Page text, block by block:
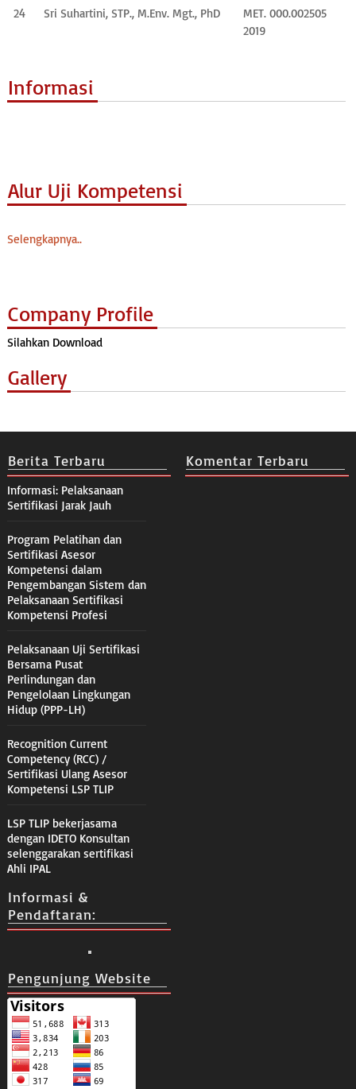
24
Sri Suhartini, STP., M.Env. Mgt., PhD
MET. 000.002505
2019
Informasi
Alur Uji Kompetensi
Selengkapnya..
Company Profile
Silahkan Download
Gallery
Berita Terbaru
Informasi: Pelaksanaan
Sertifikasi Jarak Jauh
Program Pelatihan dan
Sertifikasi Asesor
Kompetensi dalam
Pengembangan Sistem dan
Pelaksanaan Sertifikasi
Kompetensi Profesi
Pelaksanaan Uji Sertifikasi
Bersama Pusat
Perlindungan dan
Pengelolaan Lingkungan
Hidup (PPP-LH)
Recognition Current
Competency (RCC) /
Sertifikasi Ulang Asesor
Kompetensi LSP TLIP
LSP TLIP bekerjasama
dengan IDETO Konsultan
selenggarakan sertifikasi
Ahli IPAL
Komentar Terbaru
Informasi &
Pendaftaran:
Pengunjung Website